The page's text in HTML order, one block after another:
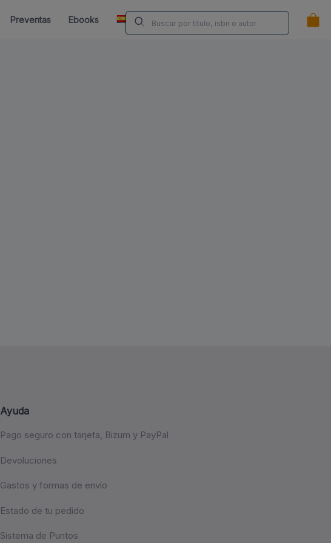
Preventas Ebooks Librerías Contacta ¿Eres Autor/a?
ES
Ayuda
Pago seguro con tarjeta, Bizum y PayPal
Devoluciones
Gastos y formas de envío
Estado de tu pedido
Sistema de Puntos